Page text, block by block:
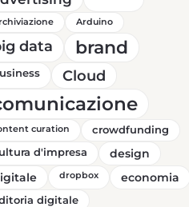
a
Calendar
Chat Meetfa
strumenti
Queste tre
lavorano
maniera
per pianificare e
il lavoro in
Arduino
data brand
Cloud
curation
crowdfunding
d'impresa
design
dropbox economia
digitale